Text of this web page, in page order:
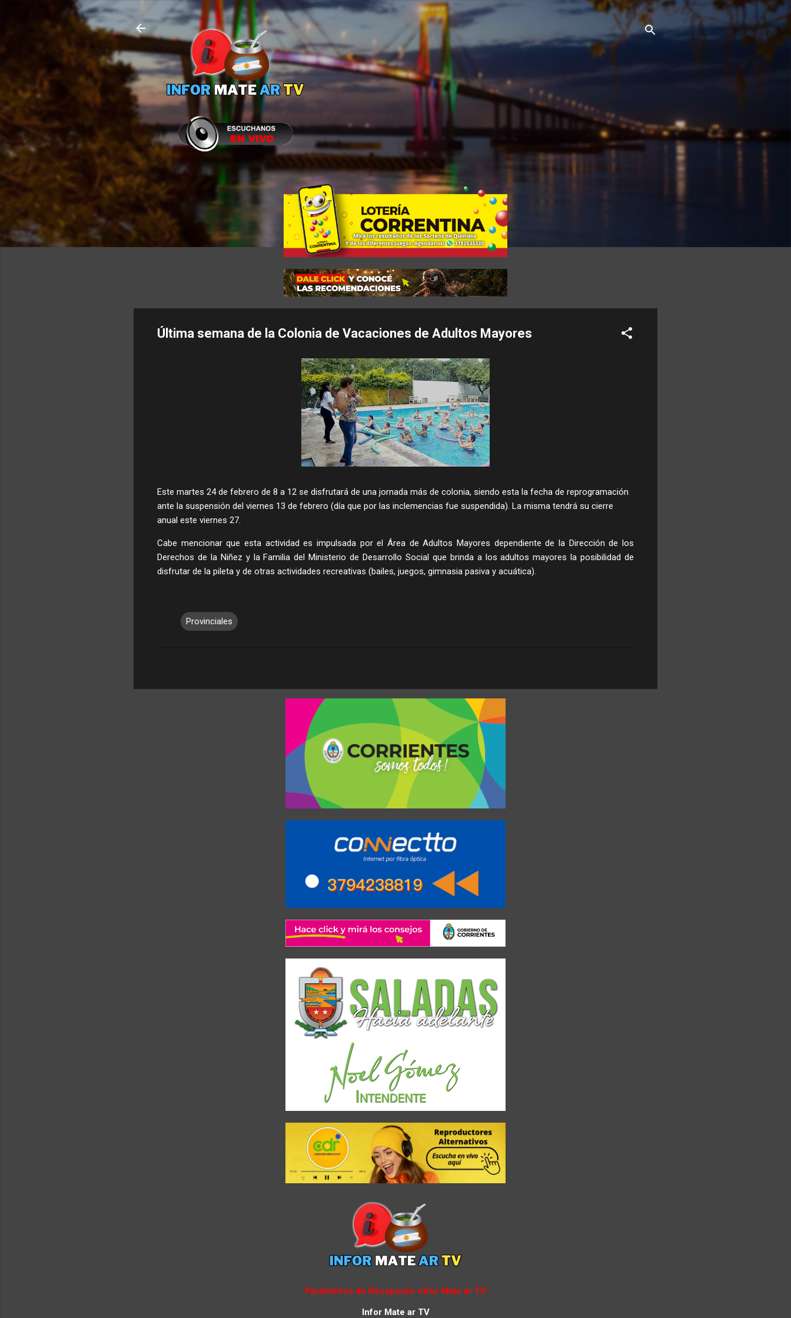
Ir al contenido principal
Última semana de la Colonia de Vacaciones de Adultos Mayores
Este martes 24 de febrero de 8 a 12 se disfrutará de una jornada más de colonia, siendo esta la fecha de reprogramación
ante la suspensión del viernes 13 de febrero (día que por las inclemencias fue suspendida). La misma tendrá su cierre
anual este viernes 27.
Cabe mencionar que esta actividad es impulsada por el Área de Adultos Mayores dependiente de la Dirección de los
Derechos de la Niñez y la Familia del Ministerio de Desarrollo Social que brinda a los adultos mayores la posibilidad de
disfrutar de la pileta y de otras actividades recreativas (bailes, juegos, gimnasia pasiva y acuática).
Provinciales
Parámetros de Recepción: Infor Mate ar TV
Infor Mate ar TV